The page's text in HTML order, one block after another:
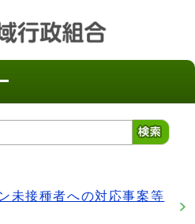
未接種者への対応事案等